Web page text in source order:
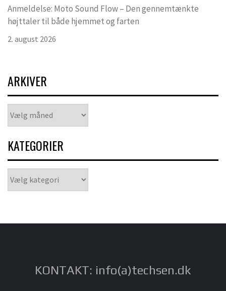
Anmeldelse: Moto Sound Flow – Den gennemtænkte
højttaler til både hjemmet og farten
2. august 2026
ARKIVER
KATEGORIER
KONTAKT: info(a)techsen.dk